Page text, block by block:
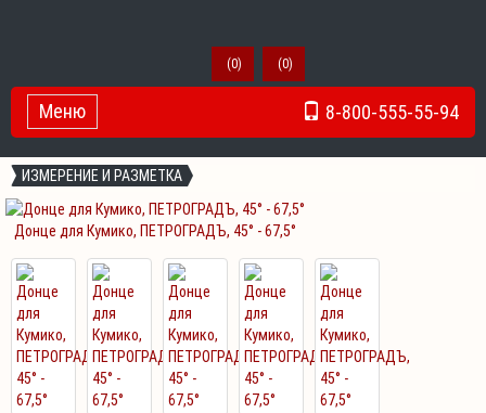
(0) (0)
8-800-555-55-94
Toggle Navigation
Меню
ИЗМЕРЕНИЕ И РАЗМЕТКА
Донце для Кумико, ПЕТРОГРАДЪ, 45° - 67,5°